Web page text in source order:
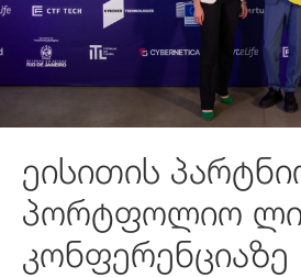
ეისითის
პორტფოლიო
კონფერენციაზე